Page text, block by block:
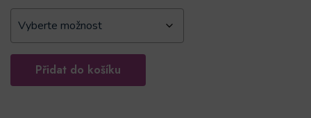
až
10500 Kč
Angličtina
-
Přidat do košíku